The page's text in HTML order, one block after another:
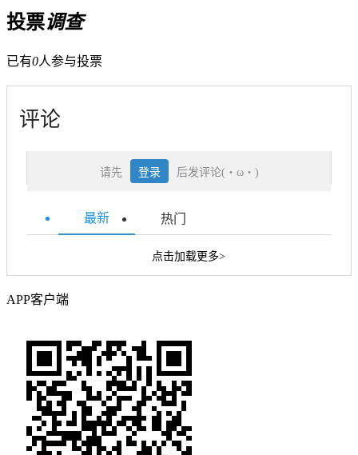
投票调查
已有0人参与投票
评论
请先 登录 后发评论(・ω・)
最新 热门
点击加载更多>
APP客户端